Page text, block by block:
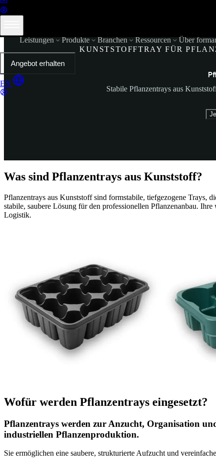
Leistungen Produkte Branchen Ressourcen Über
Angebot erhalten
EN
KUNSTSTOFFTRAY FÜR
Stabile Pflanzentrays aus
Was sind Pflanzentrays aus Kunststoff?
Pflanzentrays aus Kunststoff sind formstabile, tiefgezogene Trays,
stabile, saubere Lösung für den professionellen Pflanzenanbau.
Logistik.
Wofür werden Pflanzentrays eingesetzt?
Pflanzentrays werden zur Anzucht, Organisation
industriellen Pflanzenproduktion.
Sie ermöglichen eine saubere, strukturierte Aufzucht und